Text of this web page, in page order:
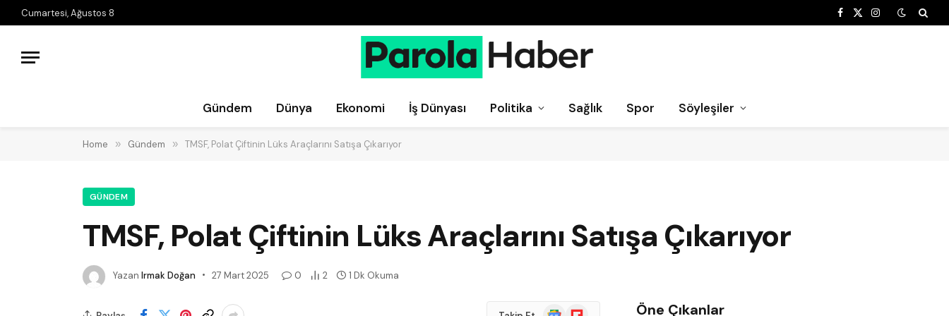
Cumartesi, Ağustos 8 Facebook
X
Instagram
Gündem Dünya Ekonomi İş Dünyası Politika Sağlık Spor Söyleşiler
Home » Gündem » TMSF, Polat Çiftinin Lüks Araçlarını Satışa Çıkarıyor
GÜNDEM
TMSF, Polat Çiftinin Lüks Araçlarını Satışa Çıkarıyor
Yazan Irmak Doğan 27 Mart 2025 0 2 1 Dk Okuma
GoogleFlipboard Öne Çıkanlar